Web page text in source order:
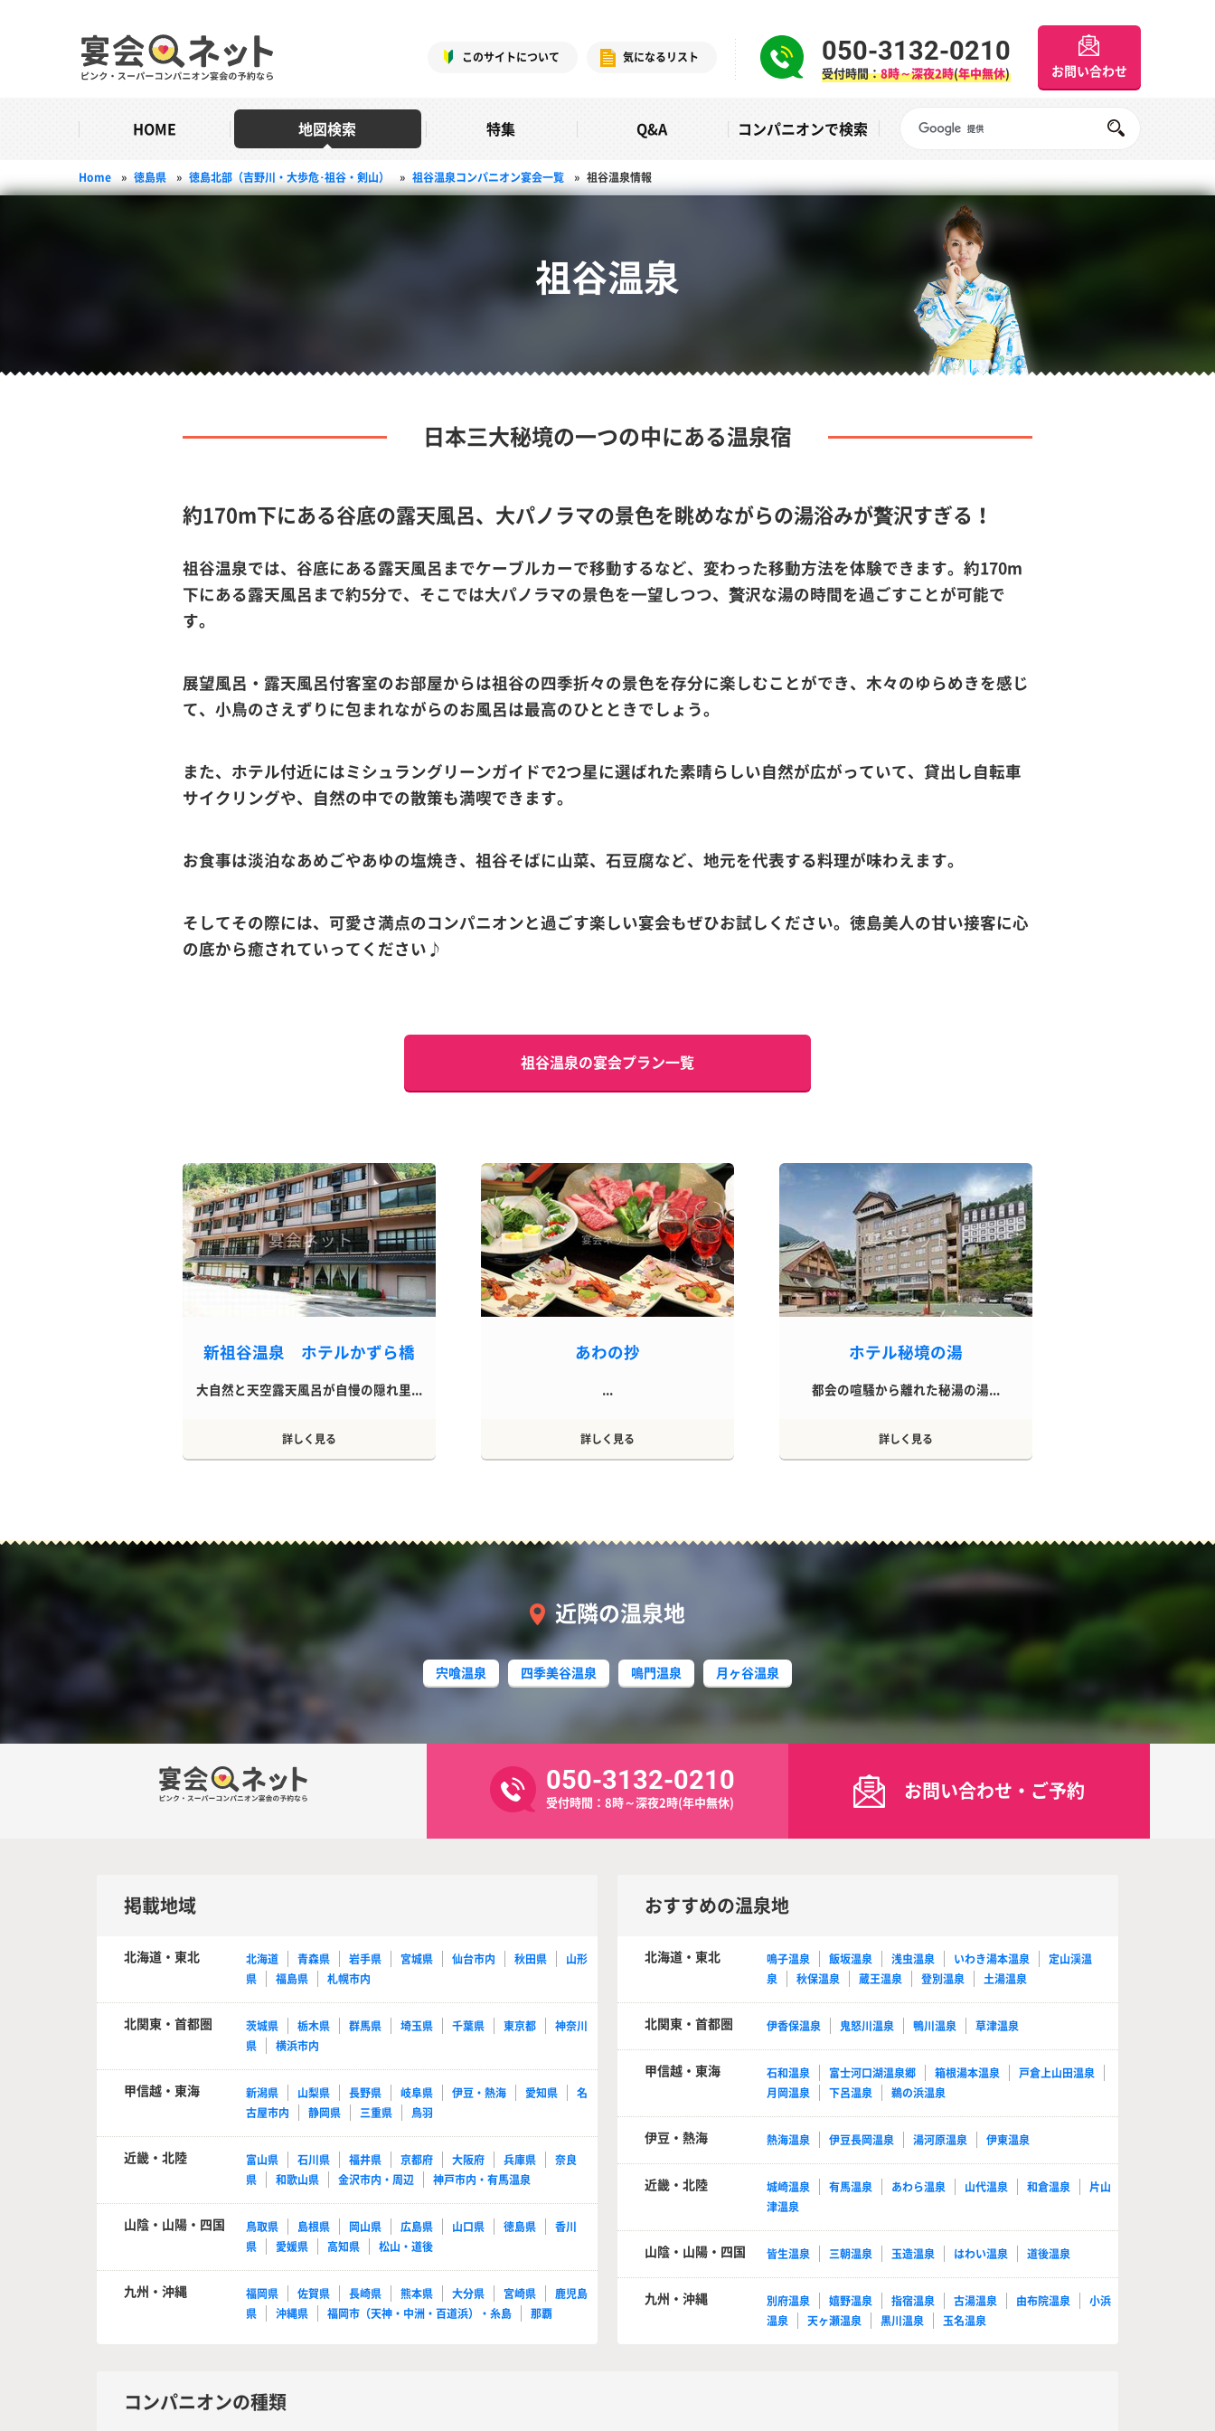
このサイトについて 気になるリスト 050-3132-0210
受付時間：8時～深夜2時(年中無休) お問い合わせ
HOME 地図検索 特集 Q&A コンパニオンで検索
Home » 徳島県 » 徳島北部（吉野川・大歩危･祖谷・剣山） » 祖谷温泉コンパニオン宴会一覧 » 祖谷温泉情報
祖谷温泉
日本三大秘境の一つの中にある温泉宿
約170m下にある谷底の露天風呂、大パノラマの景色を眺めながらの湯浴みが贅沢すぎる！
祖谷温泉では、谷底にある露天風呂までケーブルカーで移動するなど、変わった移動方法を体験できます。約170m
下にある露天風呂まで約5分で、そこでは大パノラマの景色を一望しつつ、贅沢な湯の時間を過ごすことが可能で
す。
展望風呂・露天風呂付客室のお部屋からは祖谷の四季折々の景色を存分に楽しむことができ、木々のゆらめきを感じ
て、小鳥のさえずりに包まれながらのお風呂は最高のひとときでしょう。
また、ホテル付近にはミシュラングリーンガイドで2つ星に選ばれた素晴らしい自然が広がっていて、貸出し自転車
サイクリングや、自然の中での散策も満喫できます。
お食事は淡泊なあめごやあゆの塩焼き、祖谷そばに山菜、石豆腐など、地元を代表する料理が味わえます。
そしてその際には、可愛さ満点のコンパニオンと過ごす楽しい宴会もぜひお試しください。徳島美人の甘い接客に心
の底から癒されていってください♪
祖谷温泉の宴会プラン一覧
新祖谷温泉 ホテルかずら橋
大自然と天空露天風呂が自慢の隠れ里...
詳しく見る
あわの抄
...
詳しく見る
ホテル秘境の湯
都会の喧騒から離れた秘湯の湯...
詳しく見る
近隣の温泉地
宍喰温泉 四季美谷温泉 鳴門温泉 月ヶ谷温泉
050-3132-0210
受付時間：8時～深夜2時(年中無休) お問い合わせ・ご予約
掲載地域
北海道・東北 北海道 青森県 岩手県 宮城県 仙台市内 秋田県
山形
県
福島県 札幌市内
北関東・首都圏 茨城県 栃木県 群馬県 埼玉県 千葉県 東京都
神奈川
県
横浜市内
甲信越・東海 新潟県 山梨県 長野県 岐阜県 伊豆・熱海 愛知県
名
古屋市内
静岡県 三重県 鳥羽
近畿・北陸 富山県 石川県 福井県 京都府 大阪府 兵庫県
奈良
県
和歌山県 金沢市内・周辺 神戸市内・有馬温泉
山陰・山陽・四国 鳥取県 島根県 岡山県 広島県 山口県 徳島県
香川
県
愛媛県 高知県 松山・道後
九州・沖縄 福岡県 佐賀県 長崎県 熊本県 大分県 宮崎県
鹿児島
県
沖縄県 福岡市（天神・中洲・百道浜）・糸島 那覇
おすすめの温泉地
北海道・東北 鳴子温泉 飯坂温泉 浅虫温泉 いわき湯本温泉
定山渓温
泉
秋保温泉 蔵王温泉 登別温泉 土湯温泉
北関東・首都圏 伊香保温泉 鬼怒川温泉 鴨川温泉 草津温泉
甲信越・東海 石和温泉 富士河口湖温泉郷 箱根湯本温泉
戸倉上山田温泉
月岡温泉
下呂温泉 鵜の浜温泉
伊豆・熱海 熱海温泉 伊豆長岡温泉 湯河原温泉 伊東温泉
近畿・北陸 城崎温泉 有馬温泉 あわら温泉 山代温泉 和倉温泉
片山
津温泉
山陰・山陽・四国 皆生温泉 三朝温泉 玉造温泉 はわい温泉 道後温泉
九州・沖縄 別府温泉 嬉野温泉 指宿温泉 古湯温泉 由布院温泉
小浜
温泉
天ヶ瀬温泉 黒川温泉 玉名温泉
コンパニオンの種類